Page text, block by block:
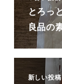
とろっ
良品の
新しい投